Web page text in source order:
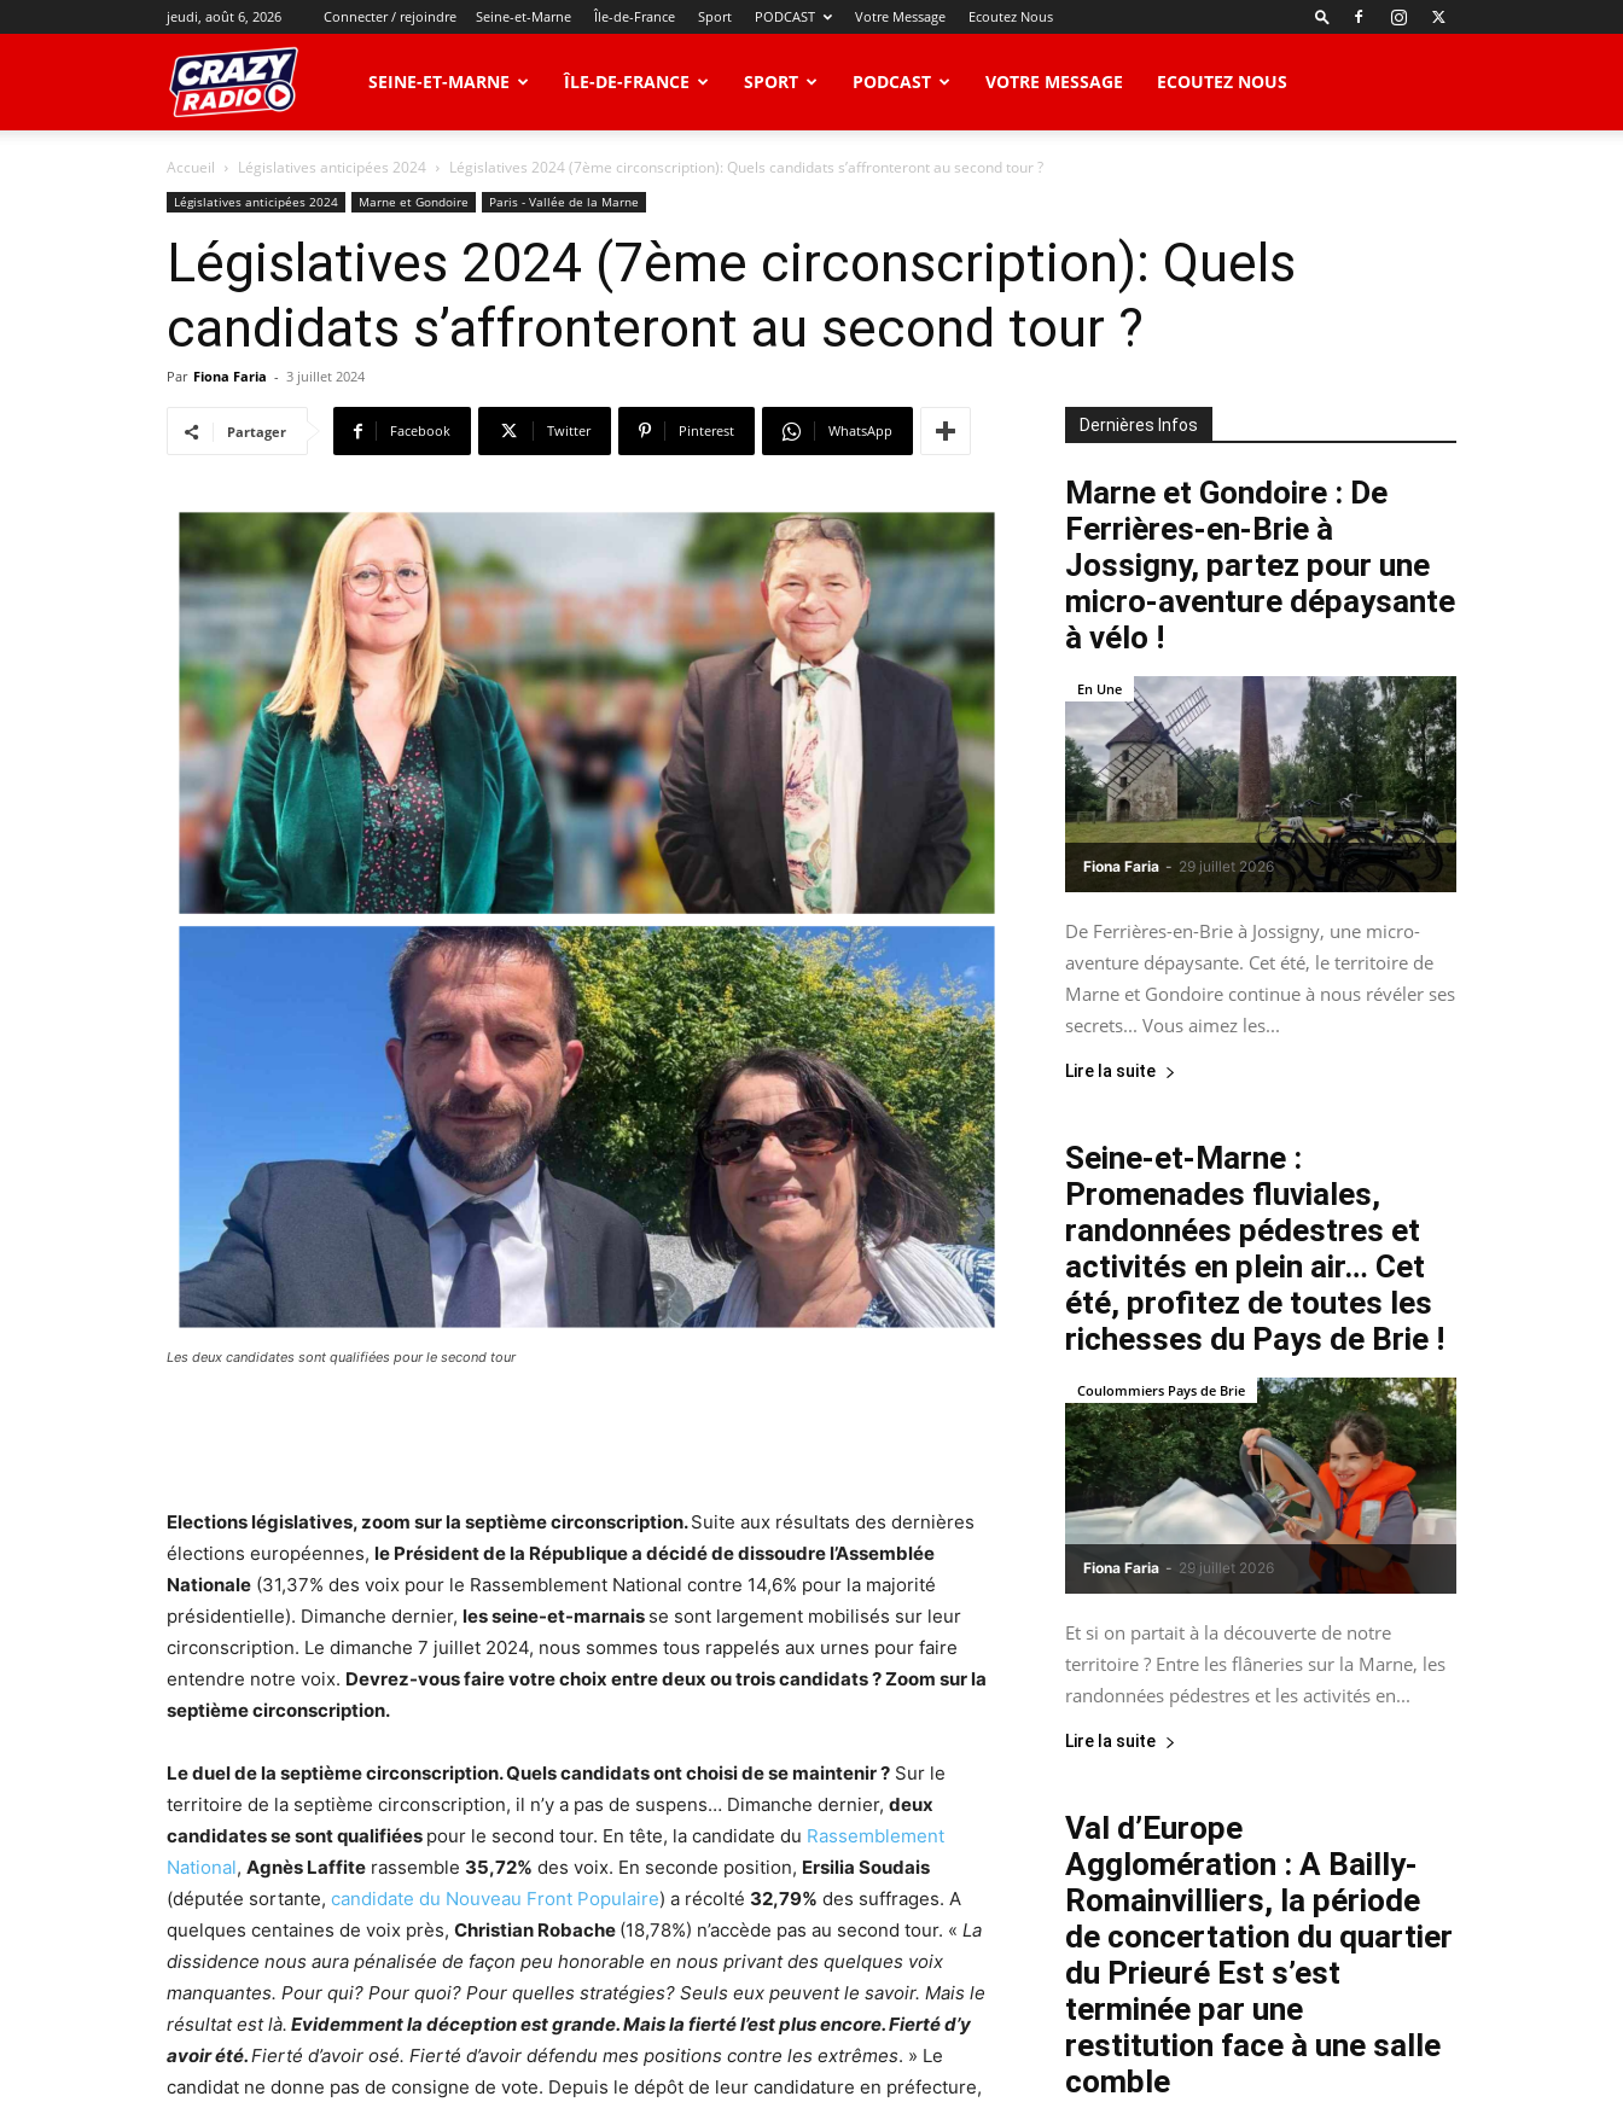
jeudi, août 6, 2026 Connecter / rejoindre Seine-et-Marne Île-de-France Sport PODCAST Votre Message Ecoutez Nous
RADIO
SEINE-ET-MARNE ÎLE-DE-FRANCE SPORT PODCAST VOTRE MESSAGE ECOUTEZ NOUS
Accueil Législatives anticipées 2024 Législatives 2024 (7ème circonscription): Quels candidats s’affronteront au second tour ?
Législatives anticipées 2024 Marne et Gondoire Paris - Vallée de la Marne
Législatives 2024 (7ème circonscription): Quels
candidats s’affronteront au second tour ?
Par Fiona Faria - 3 juillet 2024
Partager Facebook Twitter Pinterest WhatsApp
Les deux candidates sont qualifiées pour le second tour
Elections législatives, zoom sur la septième circonscription.Suite aux résultats des dernières
élections européennes, le Président de la République a décidé de dissoudre l’Assemblée
Nationale (31,37% des voix pour le Rassemblement National contre 14,6% pour la majorité
présidentielle). Dimanche dernier, les seine-et-marnais se sont largement mobilisés sur leur
circonscription. Le dimanche 7 juillet 2024, nous sommes tous rappelés aux urnes pour faire
entendre notre voix. Devrez-vous faire votre choix entre deux ou trois candidats ? Zoom sur la
septième circonscription.
Le duel de la septième circonscription. Quels candidats ont choisi de se maintenir ? Sur le
territoire de la septième circonscription, il n’y a pas de suspens… Dimanche dernier, deux
candidates se sont qualifiées pour le second tour. En tête, la candidate du Rassemblement
National, Agnès Laffite rassemble 35,72% des voix. En seconde position, Ersilia Soudais
(députée sortante, candidate du Nouveau Front Populaire) a récolté 32,79% des suffrages. A
quelques centaines de voix près, Christian Robache (18,78%) n’accède pas au second tour. « La
dissidence nous aura pénalisée de façon peu honorable en nous privant des quelques voix
manquantes. Pour qui? Pour quoi? Pour quelles stratégies? Seuls eux peuvent le savoir. Mais le
résultat est là. Evidemment la déception est grande. Mais la fierté l’est plus encore. Fierté d’y
avoir été.Fierté d’avoir osé. Fierté d’avoir défendu mes positions contre les extrêmes. » Le
candidat ne donne pas de consigne de vote. Depuis le dépôt de leur candidature en préfecture,
Dernières Infos
Marne et Gondoire : De
Ferrières-en-Brie à
Jossigny, partez pour une
micro-aventure dépaysante
à vélo !
Fiona Faria - 29 juillet 2026
En Une
De Ferrières-en-Brie à Jossigny, une micro-
aventure dépaysante. Cet été, le territoire de
Marne et Gondoire continue à nous révéler ses
secrets... Vous aimez les...
Lire la suite
Seine-et-Marne :
Promenades fluviales,
randonnées pédestres et
activités en plein air… Cet
été, profitez de toutes les
richesses du Pays de Brie !
Fiona Faria - 29 juillet 2026
Coulommiers Pays de Brie
Et si on partait à la découverte de notre
territoire ? Entre les flâneries sur la Marne, les
randonnées pédestres et les activités en...
Lire la suite
Val d’Europe
Agglomération : A Bailly-
Romainvilliers, la période
de concertation du quartier
du Prieuré Est s’est
terminée par une
restitution face à une salle
comble